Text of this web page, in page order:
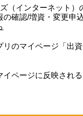
（インターネット）
の確認/増資・変更申
リのマイページ「出
ページに反映され